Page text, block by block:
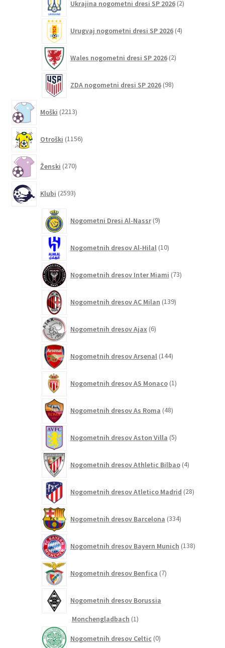
Ukrajina nogometni dresi SP 2026 2izdelka
Urugvaj nogometni dresi SP 2026 4izdelki
Wales nogometni dresi SP 2026 2izdelka
ZDA nogometni dresi SP 2026 98izdelkov
Moški 2213izdelkov
Otroški 1156izdelkov
Ženski 270izdelkov
Klubi 2593izdelkov
Nogometni Dresi Al-Nassr 9izdelkov
Nogometnih dresov Al-Hilal 10izdelkov
Nogometnih dresov Inter Miami 73izdelkov
Nogometnih dresov AC Milan 139izdelkov
Nogometnih dresov Ajax 6izdelkov
Nogometnih dresov Arsenal 144izdelkov
Nogometnih dresov AS Monaco 1izdelek
Nogometnih dresov As Roma 48izdelkov
Nogometnih dresov Aston Villa 5izdelkov
Nogometnih dresov Athletic Bilbao 4izdelki
Nogometnih dresov Atletico Madrid 28izdelkov
Nogometnih dresov Barcelona 334izdelkov
Nogometnih dresov Bayern Munich 138izdelkov
Nogometnih dresov Benfica 7izdelkov
Nogometnih dresov Borussia
Monchengladbach 11
Nogometnih dresov Celtic 0izdelkov